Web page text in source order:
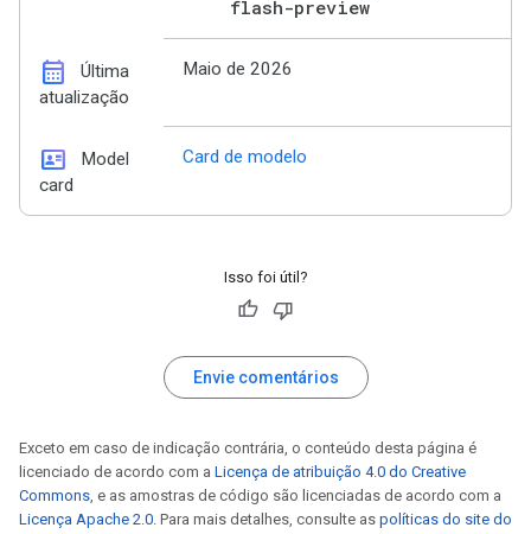
flash-preview
calendar_month
Última
atualização
Maio de 2026
id_card
Model
card
Card de modelo
Isso foi útil?
Envie comentários
Exceto em caso de indicação contrária, o conteúdo desta página é
licenciado de acordo com a Licença de atribuição 4.0 do Creative
Commons, e as amostras de código são licenciadas de acordo com a
Licença Apache 2.0. Para mais detalhes, consulte as políticas do site do